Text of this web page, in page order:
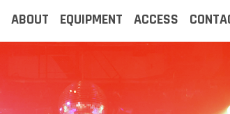
ABOUT EQUIPMENT ACCESS